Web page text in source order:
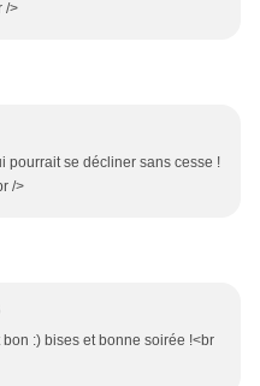
/>
pourrait se décliner sans cesse !
/>
:) bises et bonne soirée !<br